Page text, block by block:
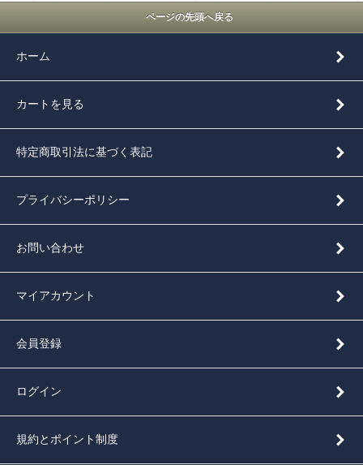
ページの先頭へ戻る
ホーム
カートを見る
特定商取引法に基づく表記
プライバシーポリシー
お問い合わせ
マイアカウント
会員登録
ログイン
規約とポイント制度